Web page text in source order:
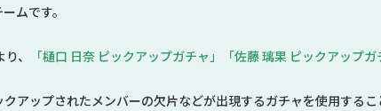
ムです。
、 「樋口 日奈 ピックアップガチャ」「佐藤 璃果 ピックアップガ
アップされたメンバーの欠片などが出現するガチャを使用するこ